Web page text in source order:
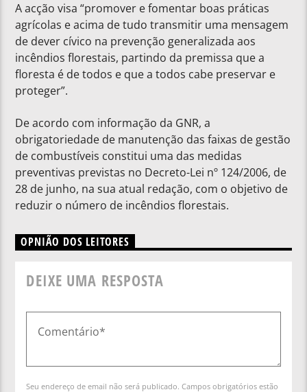
A acção visa “promover e fomentar boas práticas
agrícolas e acima de tudo transmitir uma mensagem
de dever cívico na prevenção generalizada aos
incêndios florestais, partindo da premissa que a
floresta é de todos e que a todos cabe preservar e
proteger”.
De acordo com informação da GNR, a
obrigatoriedade de manutenção das faixas de gestão
de combustíveis constitui uma das medidas
preventivas previstas no Decreto-Lei nº 124/2006, de
28 de junho, na sua atual redação, com o objetivo de
reduzir o número de incêndios florestais.
OPNIÃO DOS LEITORES
DEIXE UMA RESPOSTA
Seu endereço de email não será publicado. Campos obrigatórios estão